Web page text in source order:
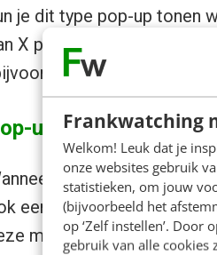
Frankwatching
Welkom! Leuk dat je
onze websites gebruik
statistieken, om jouw
(bijvoorbeeld het
op ‘Zelf instellen’. Door
gebruik van alle cookies
je dit type pop-up tonen
X pagina’s heeft bezocht
de blog) naar
ups bij het
een bezoeker met
een pop-up tonen.
manier het minste